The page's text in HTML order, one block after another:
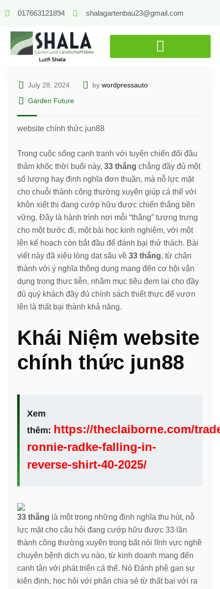
017663121894 shalagartenbau23@gmail.com
July 28, 2024 by wordpressauto
Garden Future
website chính thức jun88
Trong cuộc sống cạnh tranh với tuyên chiến đối đầu
thảm khốc thời buổi này, 33 thắng chẳng đầy đủ một
số lượng hay định nghĩa đơn thuần, mà nỗ lực mặt
cho chuỗi thành công thường xuyên giúp cá thể với
khôn xiết thị đang cướp hữu được chiến thắng bền
vững. Đây là hành trình nơi mỗi “thắng” tượng trưng
cho một bước đi, một bài học kinh nghiệm, với một
lên kế hoạch còn bắt đầu để đánh bại thử thách. Bài
viết này đã xiêu lòng dạt sâu về 33 thắng, từ chân
thành với ý nghĩa thông dụng mang đến cơ hội vận
dụng trong thực tiễn, nhằm mục tiêu đem lại cho đầy
đủ quý khách đầy đủ chính sách thiết thực để vươn
lên là thất bại thành khả năng.
Khái Niệm website
chính thức jun88
Xem
thêm: https://theclaiborne.com/
ronnie-radke-falling-in-
reverse-shirt-40-2025/
33 thắng là một trong những định nghĩa thu hút, nỗ
lực mặt cho câu hỏi đang cướp hữu được 33 lần
thành công thường xuyên trong bất nói lĩnh vực nghề
chuyên bệnh dịch vụ nào, từ kinh doanh mang đến
canh tân với phát triển cá thể. Nó Đánh phệ gan sự
kiên định, học hỏi với phân chia sẻ từ thất bại với ra